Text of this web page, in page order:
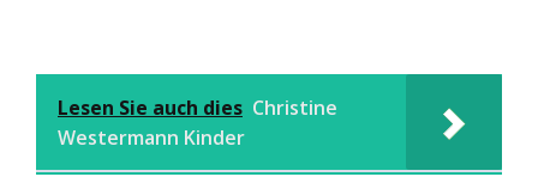
Lesen Sie auch dies Christine
Westermann Kinder